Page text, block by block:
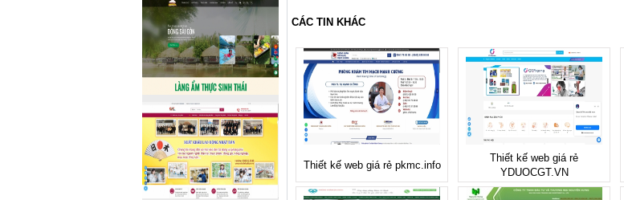
CÁC TIN KHÁC
Thiết kế web giá rẻ pkmc.info
Thiết kế web giá rẻ
YDUOCGT.VN